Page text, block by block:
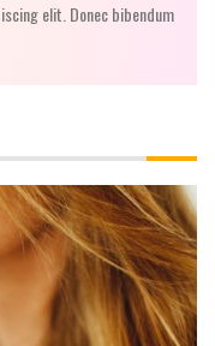
elit. Donec bibendum